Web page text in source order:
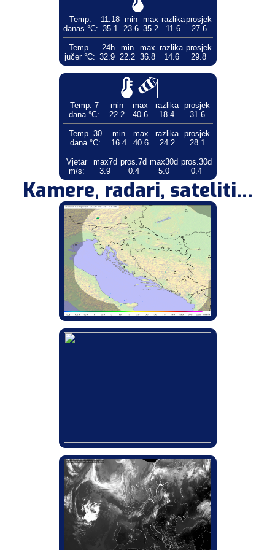
Temp.
danas °C:
11:18
35.1
min
23.6
max
35.2
razlika
11.6
prosjek
27.6
Temp.
jučer °C:
-24h
32.9
min
22.2
max
36.8
razlika
14.6
prosjek
29.8
Temp. 7
dana °C:
min
22.2
max
40.6
razlika
18.4
prosjek
31.6
Temp. 30
dana °C:
min
16.4
max
40.6
razlika
24.2
prosjek
28.1
Vjetar
m/s:
max7d
3.9
pros.7d
0.4
max30d
5.0
pros.30d
0.4
Kamere, radari, sateliti...